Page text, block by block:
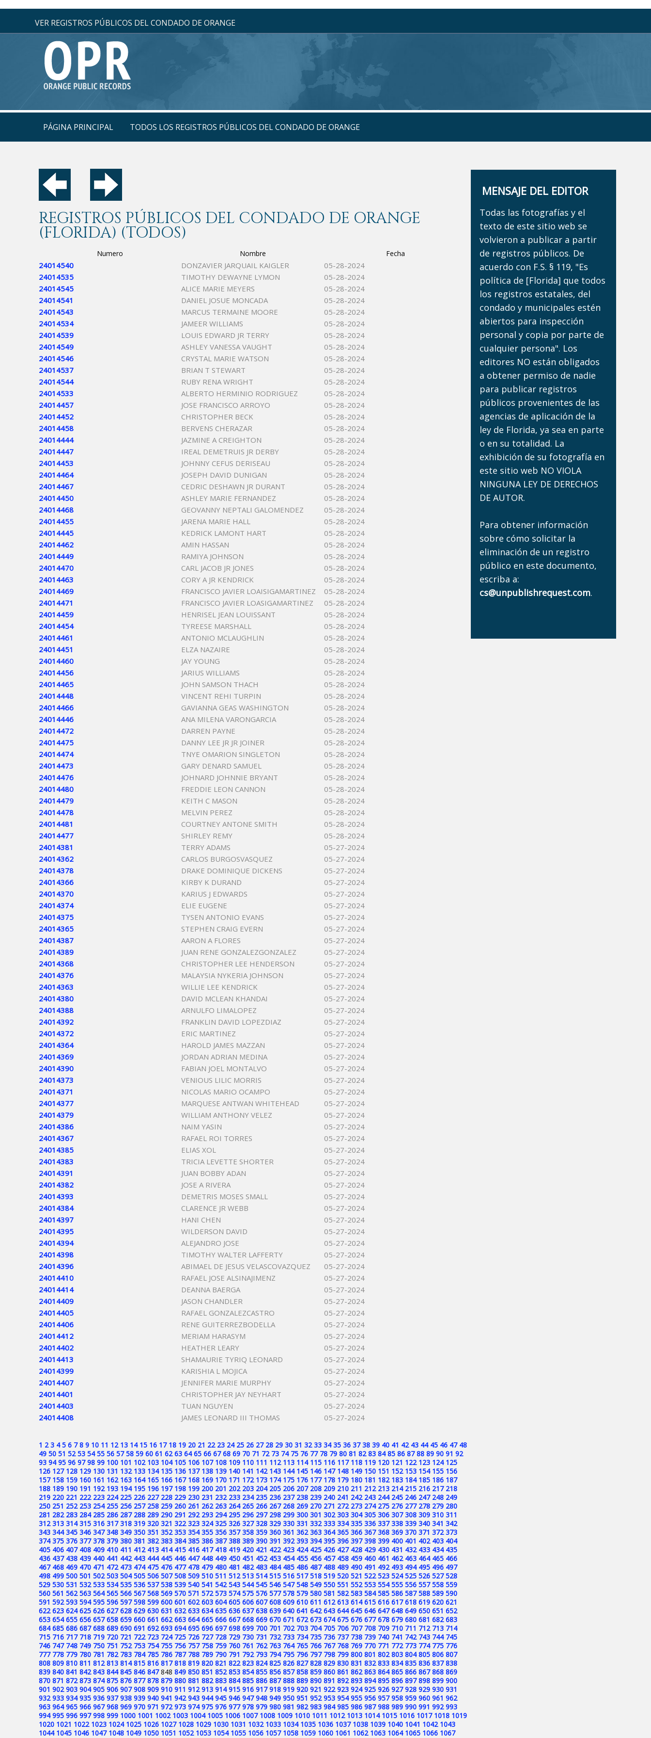
VER REGISTROS PÚBLICOS DEL CONDADO DE ORANGE
PÁGINA PRINCIPAL TODOS LOS REGISTROS PÚBLICOS DEL CONDADO DE ORANGE
REGISTROS PÚBLICOS DEL CONDADO DE ORANGE
(FLORIDA) (TODOS)
Numero Nombre Fecha
24014540 DONZAVIER JARQUAIL KAIGLER
05-28-2024
24014535
TIMOTHY DEWAYNE LYMON
05-28-2024
24014545
ALICE MARIE MEYERS
05-28-2024
24014541
DANIEL JOSUE MONCADA
05-28-2024
24014543
MARCUS TERMAINE MOORE
05-28-2024
24014534
JAMEER WILLIAMS
05-28-2024
24014539
LOUIS EDWARD JR TERRY
05-28-2024
24014549
ASHLEY VANESSA VAUGHT
05-28-2024
24014546
CRYSTAL MARIE WATSON
05-28-2024
24014537
BRIAN T STEWART
05-28-2024
24014544
RUBY RENA WRIGHT
05-28-2024
24014533
ALBERTO HERMINIO RODRIGUEZ
05-28-2024
24014457
JOSE FRANCISCO ARROYO
05-28-2024
24014452
CHRISTOPHER BECK
05-28-2024
24014458
BERVENS CHERAZAR
05-28-2024
24014444
JAZMINE A CREIGHTON
05-28-2024
24014447
IREAL DEMETRUIS JR DERBY
05-28-2024
24014453
JOHNNY CEFUS DERISEAU
05-28-2024
24014464
JOSEPH DAVID DUNIGAN
05-28-2024
24014467
CEDRIC DESHAWN JR DURANT
05-28-2024
24014450
ASHLEY MARIE FERNANDEZ
05-28-2024
24014468
GEOVANNY NEPTALI GALOMENDEZ
05-28-2024
24014455
JARENA MARIE HALL
05-28-2024
24014445
KEDRICK LAMONT HART
05-28-2024
24014462
AMIN HASSAN
05-28-2024
24014449
RAMIYA JOHNSON
05-28-2024
24014470
CARL JACOB JR JONES
05-28-2024
24014463
CORY A JR KENDRICK
05-28-2024
24014469
FRANCISCO JAVIER LOAISIGAMARTINEZ
05-28-2024
24014471
FRANCISCO JAVIER LOASIGAMARTINEZ
05-28-2024
24014459
HENRISEL JEAN LOUISSANT
05-28-2024
24014454
TYREESE MARSHALL
05-28-2024
24014461
ANTONIO MCLAUGHLIN
05-28-2024
24014451
ELZA NAZAIRE
05-28-2024
24014460
JAY YOUNG
05-28-2024
24014456
JARIUS WILLIAMS
05-28-2024
24014465
JOHN SAMSON THACH
05-28-2024
24014448
VINCENT REHI TURPIN
05-28-2024
24014466
GAVIANNA GEAS WASHINGTON
05-28-2024
24014446
ANA MILENA VARONGARCIA
05-28-2024
24014472
DARREN PAYNE
05-28-2024
24014475
DANNY LEE JR JR JOINER
05-28-2024
24014474
TNYE OMARION SINGLETON
05-28-2024
24014473
GARY DENARD SAMUEL
05-28-2024
24014476
JOHNARD JOHNNIE BRYANT
05-28-2024
24014480
FREDDIE LEON CANNON
05-28-2024
24014479
KEITH C MASON
05-28-2024
24014478
MELVIN PEREZ
05-28-2024
24014481
COURTNEY ANTONE SMITH
05-28-2024
24014477
SHIRLEY REMY
05-28-2024
24014381
TERRY ADAMS
05-27-2024
24014362
CARLOS BURGOSVASQUEZ
05-27-2024
24014378
DRAKE DOMINIQUE DICKENS
05-27-2024
24014366
KIRBY K DURAND
05-27-2024
24014370
KARIUS J EDWARDS
05-27-2024
24014374
ELIE EUGENE
05-27-2024
24014375
TYSEN ANTONIO EVANS
05-27-2024
24014365
STEPHEN CRAIG EVERN
05-27-2024
24014387
AARON A FLORES
05-27-2024
24014389
JUAN RENE GONZALEZGONZALEZ
05-27-2024
24014368
CHRISTOPHER LEE HENDERSON
05-27-2024
24014376
MALAYSIA NYKERIA JOHNSON
05-27-2024
24014363
WILLIE LEE KENDRICK
05-27-2024
24014380
DAVID MCLEAN KHANDAI
05-27-2024
24014388
ARNULFO LIMALOPEZ
05-27-2024
24014392
FRANKLIN DAVID LOPEZDIAZ
05-27-2024
24014372
ERIC MARTINEZ
05-27-2024
24014364
HAROLD JAMES MAZZAN
05-27-2024
24014369
JORDAN ADRIAN MEDINA
05-27-2024
24014390
FABIAN JOEL MONTALVO
05-27-2024
24014373
VENIOUS LILIC MORRIS
05-27-2024
24014371
NICOLAS MARIO OCAMPO
05-27-2024
24014377
MARQUESE ANTWAN WHITEHEAD
05-27-2024
24014379
WILLIAM ANTHONY VELEZ
05-27-2024
24014386
NAIM YASIN
05-27-2024
24014367
RAFAEL ROI TORRES
05-27-2024
24014385
ELIAS XOL
05-27-2024
24014383
TRICIA LEVETTE SHORTER
05-27-2024
24014391
JUAN BOBBY ADAN
05-27-2024
24014382
JOSE A RIVERA
05-27-2024
24014393
DEMETRIS MOSES SMALL
05-27-2024
24014384
CLARENCE JR WEBB
05-27-2024
24014397
HANI CHEN
05-27-2024
24014395
WILDERSON DAVID
05-27-2024
24014394
ALEJANDRO JOSE
05-27-2024
24014398
TIMOTHY WALTER LAFFERTY
05-27-2024
24014396
ABIMAEL DE JESUS VELASCOVAZQUEZ
05-27-2024
24014410
RAFAEL JOSE ALSINAJIMENZ
05-27-2024
24014414
DEANNA BAERGA
05-27-2024
24014409
JASON CHANDLER
05-27-2024
24014405
RAFAEL GONZALEZCASTRO
05-27-2024
24014406
RENE GUITERREZBODELLA
05-27-2024
24014412
MERIAM HARASYM
05-27-2024
24014402
HEATHER LEARY
05-27-2024
24014413
SHAMAURIE TYRIQ LEONARD
05-27-2024
24014399
KARISHIA L MOJICA
05-27-2024
24014407
JENNIFER MARIE MURPHY
05-27-2024
24014401
CHRISTOPHER JAY NEYHART
05-27-2024
24014403
TUAN NGUYEN
05-27-2024
24014408
JAMES LEONARD III THOMAS 05-27-2024
1 2 3 4 5 6 7 8 9 10 11 12 13 14 15 16 17 18 19 20 21 22 23 24 25 26 27 28 29 30 31 32 33 34 35 36 37 38 39 40 41 42 43 44 45 46 47 48
49 50 51 52 53 54 55 56 57 58 59 60 61 62 63 64 65 66 67 68 69 70 71 72 73 74 75 76 77 78 79 80 81 82 83 84 85 86 87 88 89 90 91 92
93 94 95 96 97 98 99 100 101 102 103 104 105 106 107 108 109 110 111 112 113 114 115 116 117 118 119 120 121 122 123 124 125
126 127 128 129 130 131 132 133 134 135 136 137 138 139 140 141 142 143 144 145 146 147 148 149 150 151 152 153 154 155 156
157 158 159 160 161 162 163 164 165 166 167 168 169 170 171 172 173 174 175 176 177 178 179 180 181 182 183 184 185 186 187
188 189 190 191 192 193 194 195 196 197 198 199 200 201 202 203 204 205 206 207 208 209 210 211 212 213 214 215 216 217 218
219 220 221 222 223 224 225 226 227 228 229 230 231 232 233 234 235 236 237 238 239 240 241 242 243 244 245 246 247 248 249
250 251 252 253 254 255 256 257 258 259 260 261 262 263 264 265 266 267 268 269 270 271 272 273 274 275 276 277 278 279 280
281 282 283 284 285 286 287 288 289 290 291 292 293 294 295 296 297 298 299 300 301 302 303 304 305 306 307 308 309 310 311
312 313 314 315 316 317 318 319 320 321 322 323 324 325 326 327 328 329 330 331 332 333 334 335 336 337 338 339 340 341 342
343 344 345 346 347 348 349 350 351 352 353 354 355 356 357 358 359 360 361 362 363 364 365 366 367 368 369 370 371 372 373
374 375 376 377 378 379 380 381 382 383 384 385 386 387 388 389 390 391 392 393 394 395 396 397 398 399 400 401 402 403 404
405 406 407 408 409 410 411 412 413 414 415 416 417 418 419 420 421 422 423 424 425 426 427 428 429 430 431 432 433 434 435
436 437 438 439 440 441 442 443 444 445 446 447 448 449 450 451 452 453 454 455 456 457 458 459 460 461 462 463 464 465 466
467 468 469 470 471 472 473 474 475 476 477 478 479 480 481 482 483 484 485 486 487 488 489 490 491 492 493 494 495 496 497
498 499 500 501 502 503 504 505 506 507 508 509 510 511 512 513 514 515 516 517 518 519 520 521 522 523 524 525 526 527 528
529 530 531 532 533 534 535 536 537 538 539 540 541 542 543 544 545 546 547 548 549 550 551 552 553 554 555 556 557 558 559
560 561 562 563 564 565 566 567 568 569 570 571 572 573 574 575 576 577 578 579 580 581 582 583 584 585 586 587 588 589 590
591 592 593 594 595 596 597 598 599 600 601 602 603 604 605 606 607 608 609 610 611 612 613 614 615 616 617 618 619 620 621
622 623 624 625 626 627 628 629 630 631 632 633 634 635 636 637 638 639 640 641 642 643 644 645 646 647 648 649 650 651 652
653 654 655 656 657 658 659 660 661 662 663 664 665 666 667 668 669 670 671 672 673 674 675 676 677 678 679 680 681 682 683
684 685 686 687 688 689 690 691 692 693 694 695 696 697 698 699 700 701 702 703 704 705 706 707 708 709 710 711 712 713 714
715 716 717 718 719 720 721 722 723 724 725 726 727 728 729 730 731 732 733 734 735 736 737 738 739 740 741 742 743 744 745
746 747 748 749 750 751 752 753 754 755 756 757 758 759 760 761 762 763 764 765 766 767 768 769 770 771 772 773 774 775 776
777 778 779 780 781 782 783 784 785 786 787 788 789 790 791 792 793 794 795 796 797 798 799 800 801 802 803 804 805 806 807
808 809 810 811 812 813 814 815 816 817 818 819 820 821 822 823 824 825 826 827 828 829 830 831 832 833 834 835 836 837 838
839 840 841 842 843 844 845 846 847 848 849 850 851 852 853 854 855 856 857 858 859 860 861 862 863 864 865 866 867 868 869
870 871 872 873 874 875 876 877 878 879 880 881 882 883 884 885 886 887 888 889 890 891 892 893 894 895 896 897 898 899 900
901 902 903 904 905 906 907 908 909 910 911 912 913 914 915 916 917 918 919 920 921 922 923 924 925 926 927 928 929 930 931
932 933 934 935 936 937 938 939 940 941 942 943 944 945 946 947 948 949 950 951 952 953 954 955 956 957 958 959 960 961 962
963 964 965 966 967 968 969 970 971 972 973 974 975 976 977 978 979 980 981 982 983 984 985 986 987 988 989 990 991 992 993
994 995 996 997 998 999 1000 1001 1002 1003 1004 1005 1006 1007 1008 1009 1010 1011 1012 1013 1014 1015 1016 1017 1018 1019
1020 1021 1022 1023 1024 1025 1026 1027 1028 1029 1030 1031 1032 1033 1034 1035 1036 1037 1038 1039 1040 1041 1042 1043
1044 1045 1046 1047 1048 1049 1050 1051 1052 1053 1054 1055 1056 1057 1058 1059 1060 1061 1062 1063 1064 1065 1066 1067
MENSAJE DEL EDITOR
Todas las fotografías y el
texto de este sitio web se
volvieron a publicar a partir
de registros públicos. De
acuerdo con F.S. § 119, "Es
política de [Florida] que todos
los registros estatales, del
condado y municipales estén
abiertos para inspección
personal y copia por parte de
cualquier persona". Los
editores NO están obligados
a obtener permiso de nadie
para publicar registros
públicos provenientes de las
agencias de aplicación de la
ley de Florida, ya sea en parte
o en su totalidad. La
exhibición de su fotografía en
este sitio web NO VIOLA
NINGUNA LEY DE DERECHOS
DE AUTOR.
Para obtener información
sobre cómo solicitar la
eliminación de un registro
público en este documento,
escriba a:
cs@unpublishrequest.com.